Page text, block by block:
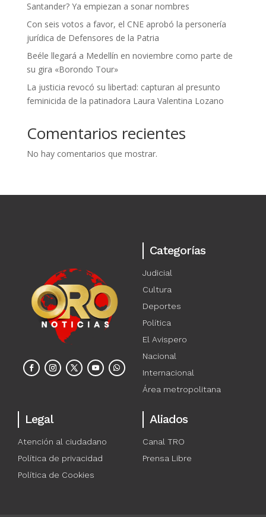
Santander? Ya empiezan a sonar nombres
Con seis votos a favor, el CNE aprobó la personería
jurídica de Defensores de la Patria
Beéle llegará a Medellín en noviembre como parte de
su gira «Borondo Tour»
La justicia revocó su libertad: capturan al presunto
feminicida de la patinadora Laura Valentina Lozano
Comentarios recientes
No hay comentarios que mostrar.
Categorías
Judicial
Cultura
Deportes
Política
El Avispero
Nacional
Internacional
Área metropolitana
Legal
Atención al ciudadano
Política de privacidad
Política de Cookies
Aliados
Canal TRO
Prensa Libre